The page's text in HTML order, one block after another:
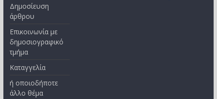
Δημοσίευση
άρθρου
Επικοινωνία με
δημοσιογραφικό
τμήμα
Καταγγελία
ή οποιοδήποτε
άλλο θέμα